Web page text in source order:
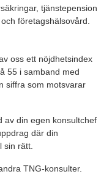
tjänstepension
företagshälsovård.
oss ett nöjdhetsindex
55 i samband med
siffra som motsvarar
av din egen konsultchef
där din
sin rätt.
TNG-konsulter.